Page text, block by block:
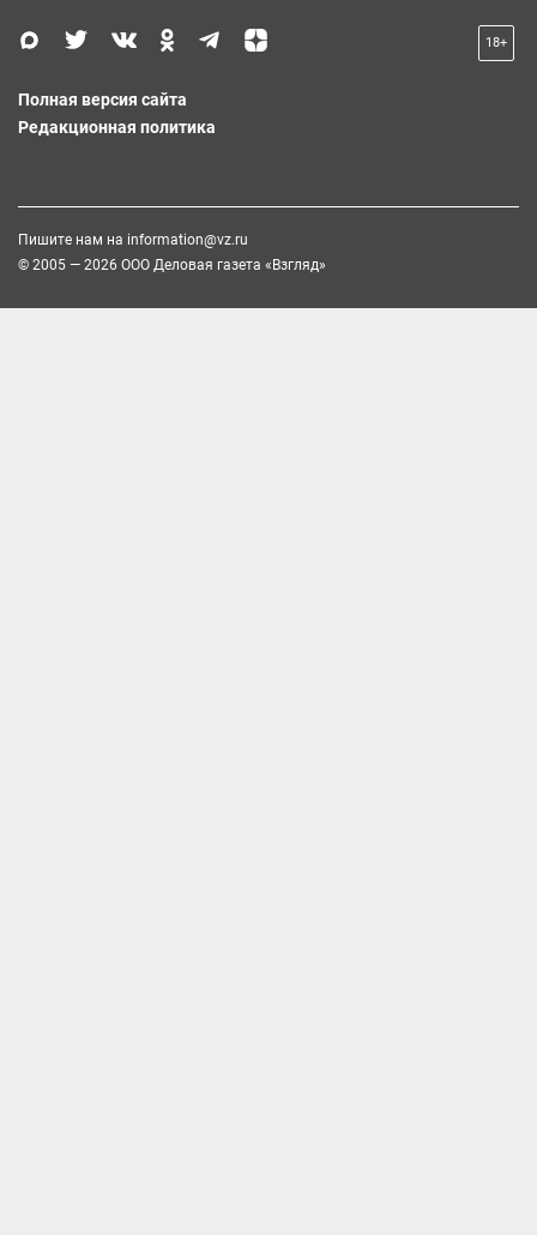
18+
Полная версия сайта
Редакционная политика
Пишите нам на information@vz.ru
© 2005 — 2026 ООО Деловая газета «Взгляд»